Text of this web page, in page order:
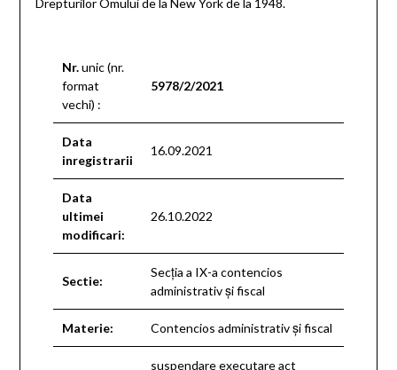
Drepturilor Omului de la New York de la 1948.
Nr. unic (nr.
format
vechi) :
5978/2/2021
Data
inregistrarii
16.09.2021
Data
ultimei
modificari:
26.10.2022
Sectie:
Secţia a IX-a contencios
administrativ şi fiscal
Materie: Contencios administrativ şi fiscal
suspendare executare act